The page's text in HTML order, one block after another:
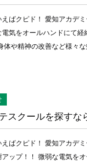
ばクピド！ 愛知アカデ
電気をオールハンドにて
体や精神の改善など様々
スクールを探すな
ばクピド！ 愛知アカデ
ップ！！ 微弱な電気を